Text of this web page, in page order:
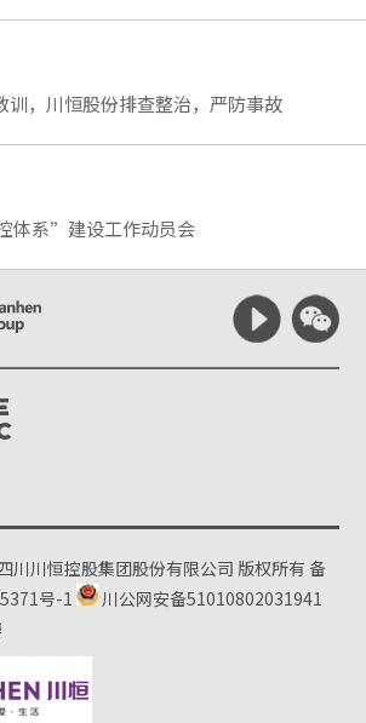
，川恒股份排查整治，严防事故
体系”建设工作动员会
川恒控股集团股份有限公司 版权所有备
号-1
川公网安备51010802031941